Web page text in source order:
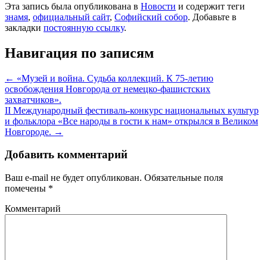
Эта запись была опубликована в Новости и содержит теги
знамя, официальный сайт, Софийский собор. Добавьте в
закладки постоянную ссылку.
Навигация по записям
← «Музей и война. Судьба коллекций. К 75-летию
освобождения Новгорода от немецко-фашистских
захватчиков».
II Международный фестиваль-конкурс национальных культур
и фольклора «Все народы в гости к нам» открылся в Великом
Новгороде. →
Добавить комментарий
Ваш e-mail не будет опубликован. Обязательные поля
помечены *
Комментарий